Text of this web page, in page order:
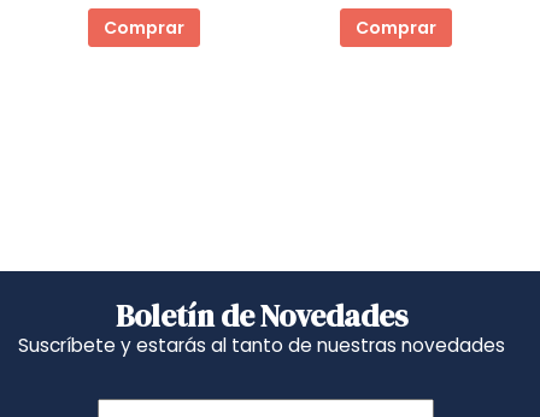
Comprar Comprar
Boletín de Novedades
Suscríbete y estarás al tanto de nuestras novedades